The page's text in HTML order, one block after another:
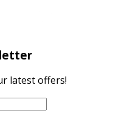
latest offers!